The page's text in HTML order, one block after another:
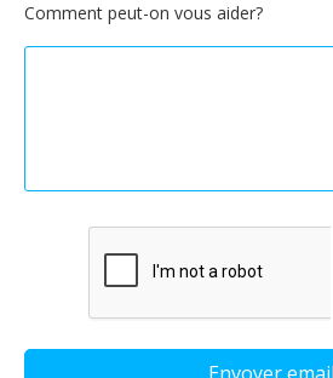
Comment peut-on vous aider?